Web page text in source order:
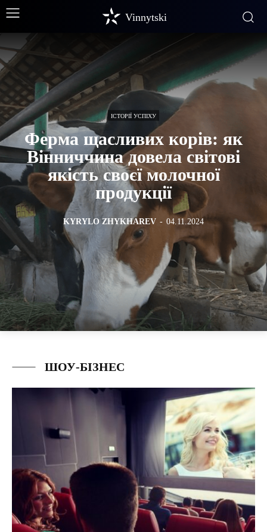
Vinnytski
ІСТОРІЇ УСПІХУ
Ферма щасливих корів: як
Вінниччина довела світові
якість своєї молочної
продукції
KYRYLO ZHYKHAREV - 04.11.2024
ШОУ-БІЗНЕС